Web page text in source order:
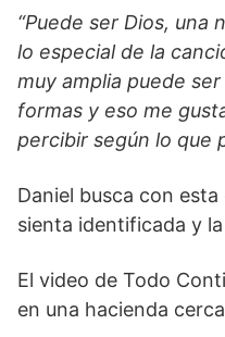
“Puede ser Dios, una
lo especial de la
muy amplia puede
formas y eso me
percibir según lo que
Daniel busca con
sienta identificada y
El video de Todo
en una hacienda